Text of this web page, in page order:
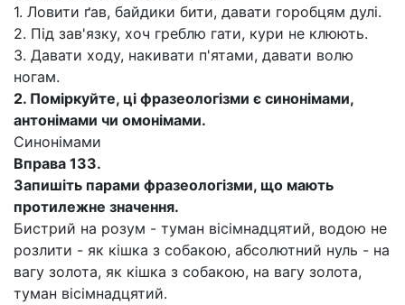
1. Ловити ґав, байдики бити, давати горобцям дулі.
2. Під зав'язку, хоч греблю гати, кури не клюють.
3. Давати ходу, накивати п'ятами, давати волю
ногам.
2. Поміркуйте, ці фразеологізми є синонімами,
антонімами чи омонімами.
Синонімами
Вправа 133.
Запишіть парами фразеологізми, що мають
протилежне значення.
Бистрий на розум - туман вісімнадцятий, водою не
розлити - як кішка з собакою, абсолютний нуль - на
вагу золота, як кішка з собакою, на вагу золота,
туман вісімнадцятий.